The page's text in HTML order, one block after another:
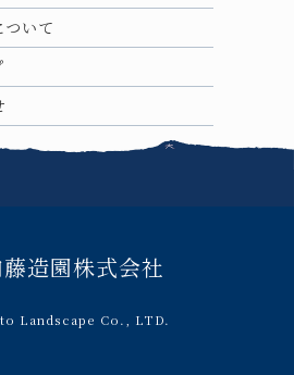
ついて
造園株式会社
Landscape Co., LTD.